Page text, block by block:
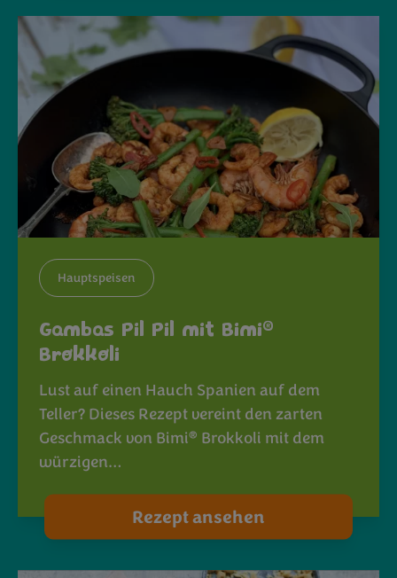
Hauptspeisen
Gambas Pil Pil mit Bimi®
Brokkoli
Lust auf einen Hauch Spanien auf dem
Teller? Dieses Rezept vereint den zarten
Geschmack von Bimi® Brokkoli mit dem
würzigen…
Rezept ansehen